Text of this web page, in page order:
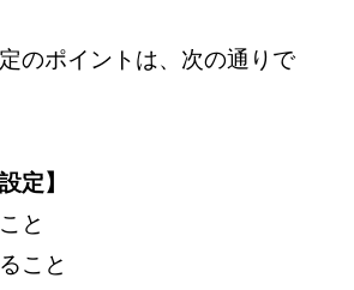
のポイントは、次の通りで
定】
と
こと